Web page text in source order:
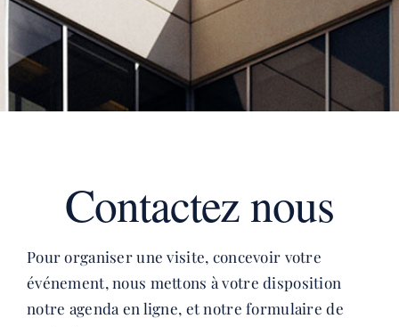
Contactez nous
Pour organiser une visite, concevoir votre
événement, nous mettons à votre disposition
notre agenda en ligne, et notre formulaire de